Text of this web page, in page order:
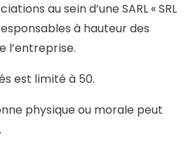
au sein d’une SARL « SRL
à hauteur des
l’entreprise.
est limité à 50.
physique ou morale peut